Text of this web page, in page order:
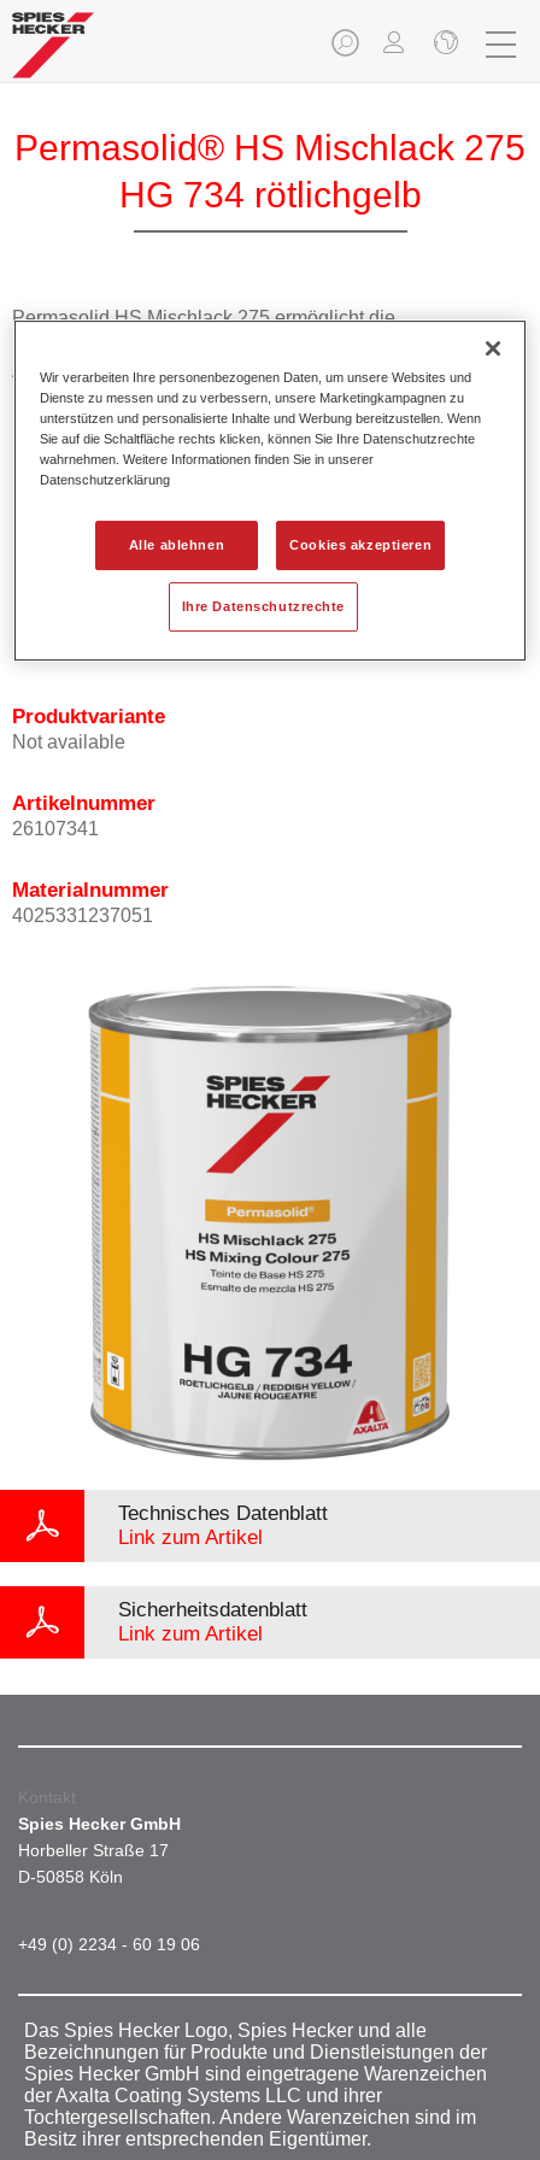
Permasolid® HS Mischlack 275
HG 734 rötlichgelb
Permasolid HS Mischlack 275 ermöglicht die
Farbtonausmischung vom hochwertigen Permasolid HS
Autolack 275 mit allen Uni-Farbtönen für die Pkw-
Lackierung.
Produktmerkmale
Erlaubt eine einfache und schnelle Verarbeitung in 1,5
Ermöglicht schnelle Trocknungszeiten.
Bietet ein hohes Deckvermögen.
Besitzt einen exzellenten Decklackstand.
Entspricht den VOC Anforderungen.
Produktvariante
Not available
Artikelnummer
26107341
Materialnummer
4025331237051
Technisches Datenblatt
Link zum Artikel
Sicherheitsdatenblatt
Link zum Artikel
Kontakt
Spies Hecker GmbH
Horbeller Straße 17
D-50858 Köln
+49 (0) 2234 - 60 19 06
Das Spies Hecker Logo, Spies Hecker und alle
Bezeichnungen für Produkte und Dienstleistungen der
Spies Hecker GmbH sind eingetragene Warenzeichen
der Axalta Coating Systems LLC und ihrer
Tochtergesellschaften. Andere Warenzeichen sind im
Besitz ihrer entsprechenden Eigentümer.
Wir verarbeiten Ihre personenbezogenen Daten, um unsere Websites und
Dienste zu messen und zu verbessern, unsere Marketingkampagnen zu
unterstützen und personalisierte Inhalte und Werbung bereitzustellen. Wenn
Sie auf die Schaltfläche rechts klicken, können Sie Ihre Datenschutzrechte
wahrnehmen. Weitere Informationen finden Sie in unserer
Datenschutzerklärung
Alle ablehnen Cookies akzeptieren
Ihre Datenschutzrechte